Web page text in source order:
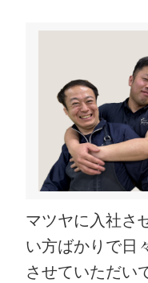
マツヤに入社さ
い方ばかりで日
させていただい